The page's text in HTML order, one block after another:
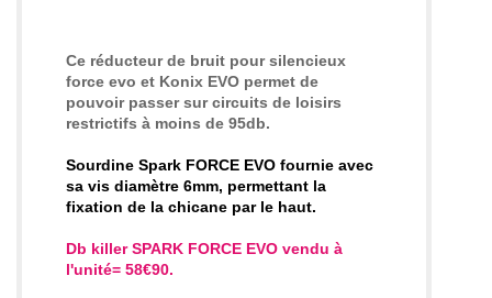
Ce réducteur de bruit pour silencieux
force evo et Konix EVO permet de
pouvoir passer sur circuits de loisirs
restrictifs à moins de 95db.
Sourdine Spark FORCE EVO fournie avec
sa vis diamètre 6mm, permettant la
fixation de la chicane par le haut.
Db killer SPARK FORCE EVO vendu à
l'unité= 58€90.